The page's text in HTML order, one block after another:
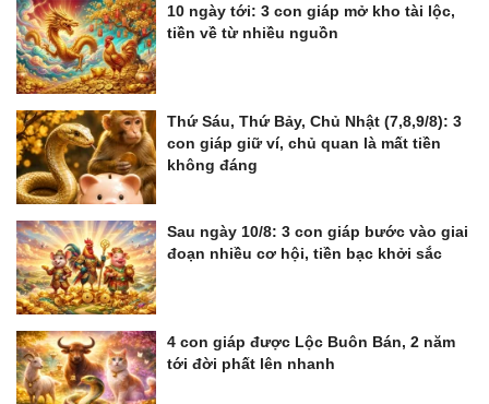
10 ngày tới: 3 con giáp mở kho tài lộc,
tiền về từ nhiều nguồn
Thứ Sáu, Thứ Bảy, Chủ Nhật (7,8,9/8): 3
con giáp giữ ví, chủ quan là mất tiền
không đáng
Sau ngày 10/8: 3 con giáp bước vào giai
đoạn nhiều cơ hội, tiền bạc khởi sắc
4 con giáp được Lộc Buôn Bán, 2 năm
tới đời phất lên nhanh